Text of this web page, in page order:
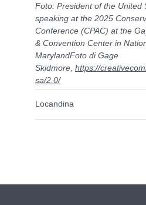
Foto: President of the United
speaking at the 2025
Conference (CPAC) at the
& Convention Center in
MarylandFoto di Gage
Skidmore, https://
sa/2.0/
Locandina